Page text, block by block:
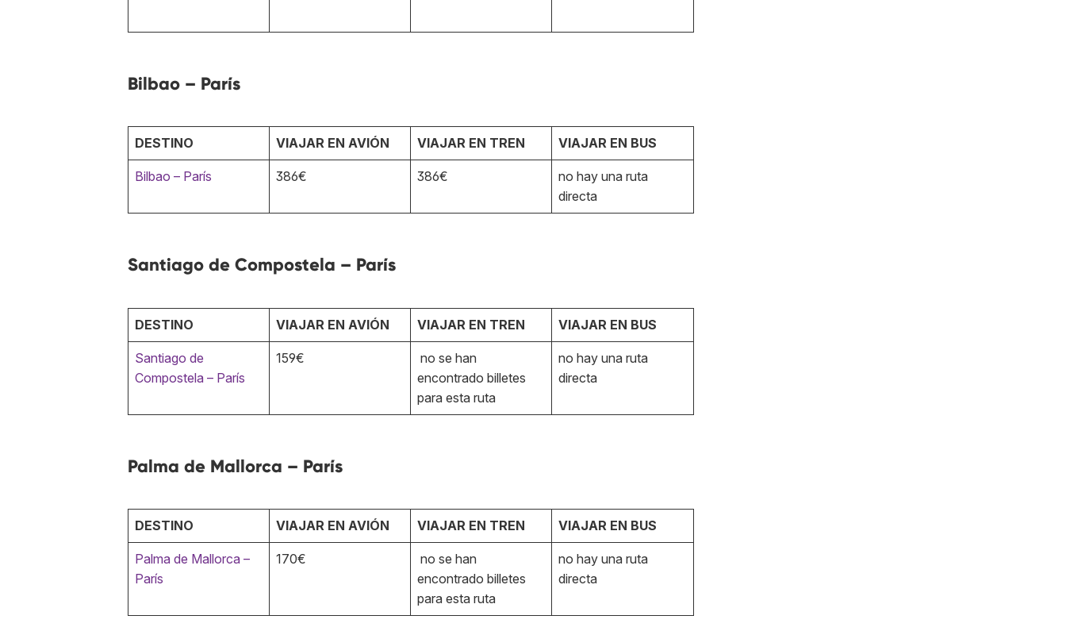
Bilbao – París
DESTINO VIAJAR EN AVIÓN VIAJAR EN TREN VIAJAR EN BUS
Bilbao – París 386€ 386€
no hay una ruta
directa
Santiago de Compostela – París
DESTINO VIAJAR EN AVIÓN VIAJAR EN TREN VIAJAR EN BUS
Santiago de
Compostela – París
159€
no se han
encontrado billetes
para esta ruta
no hay una ruta
directa
Palma de Mallorca – París
DESTINO VIAJAR EN AVIÓN VIAJAR EN TREN VIAJAR EN BUS
Palma de Mallorca –
París
170€
no se han
encontrado billetes
para esta ruta
no hay una ruta
directa